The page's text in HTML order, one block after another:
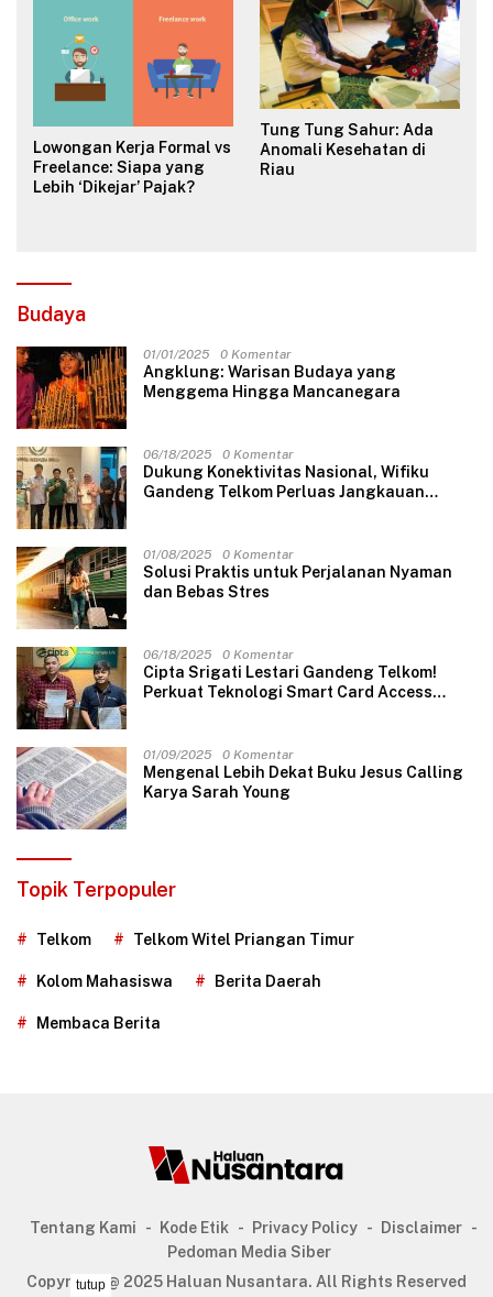
Lowongan Kerja Formal vs
Freelance: Siapa yang
Lebih ‘Dikejar’ Pajak?
Tung Tung Sahur: Ada
Anomali Kesehatan di
Riau
Budaya
01/01/2025 0 Komentar
Angklung: Warisan Budaya yang
Menggema Hingga Mancanegara
06/18/2025 0 Komentar
Dukung Konektivitas Nasional, Wifiku
Gandeng Telkom Perluas Jangkauan
01/08/2025 0 Komentar
Solusi Praktis untuk Perjalanan Nyaman
dan Bebas Stres
06/18/2025 0 Komentar
Cipta Srigati Lestari Gandeng Telkom!
Perkuat Teknologi Smart Card Access
01/09/2025 0 Komentar
Mengenal Lebih Dekat Buku Jesus Calling
Karya Sarah Young
Topik Terpopuler
Telkom Telkom Witel Priangan Timur
Kolom Mahasiswa Berita Daerah
Membaca Berita
Tentang Kami Kode Etik Privacy Policy
Disclaimer
Pedoman Media Siber
Copyright @ 2025 Haluan Nusantara. All Rights Reserved
tutup